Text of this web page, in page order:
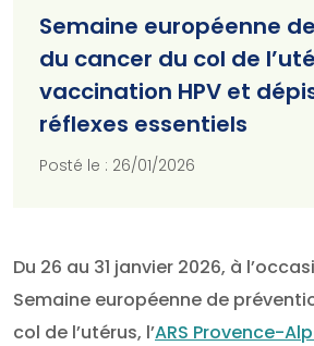
Semaine européenne
du cancer du col de
vaccination HPV et
réflexes essentiels
Posté le : 26/01/2026
Du 26 au 31 janvier 2026, à
Semaine européenne de
col de l’utérus, l’ARS Provence-